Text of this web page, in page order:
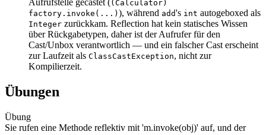
(Calculator)
factory.invoke(...) ), während add's int autogeboxed als
Integer zurückkam. Reflection hat kein statisches Wissen
über Rückgabetypen, daher ist der Aufrufer für den
Cast/Unbox verantwortlich — und ein falscher Cast erscheint
zur Laufzeit als ClassCastException, nicht zur
Kompilierzeit.
Übungen
Übung
Sie rufen eine Methode reflektiv mit 'm.invoke(obj)' auf, und der